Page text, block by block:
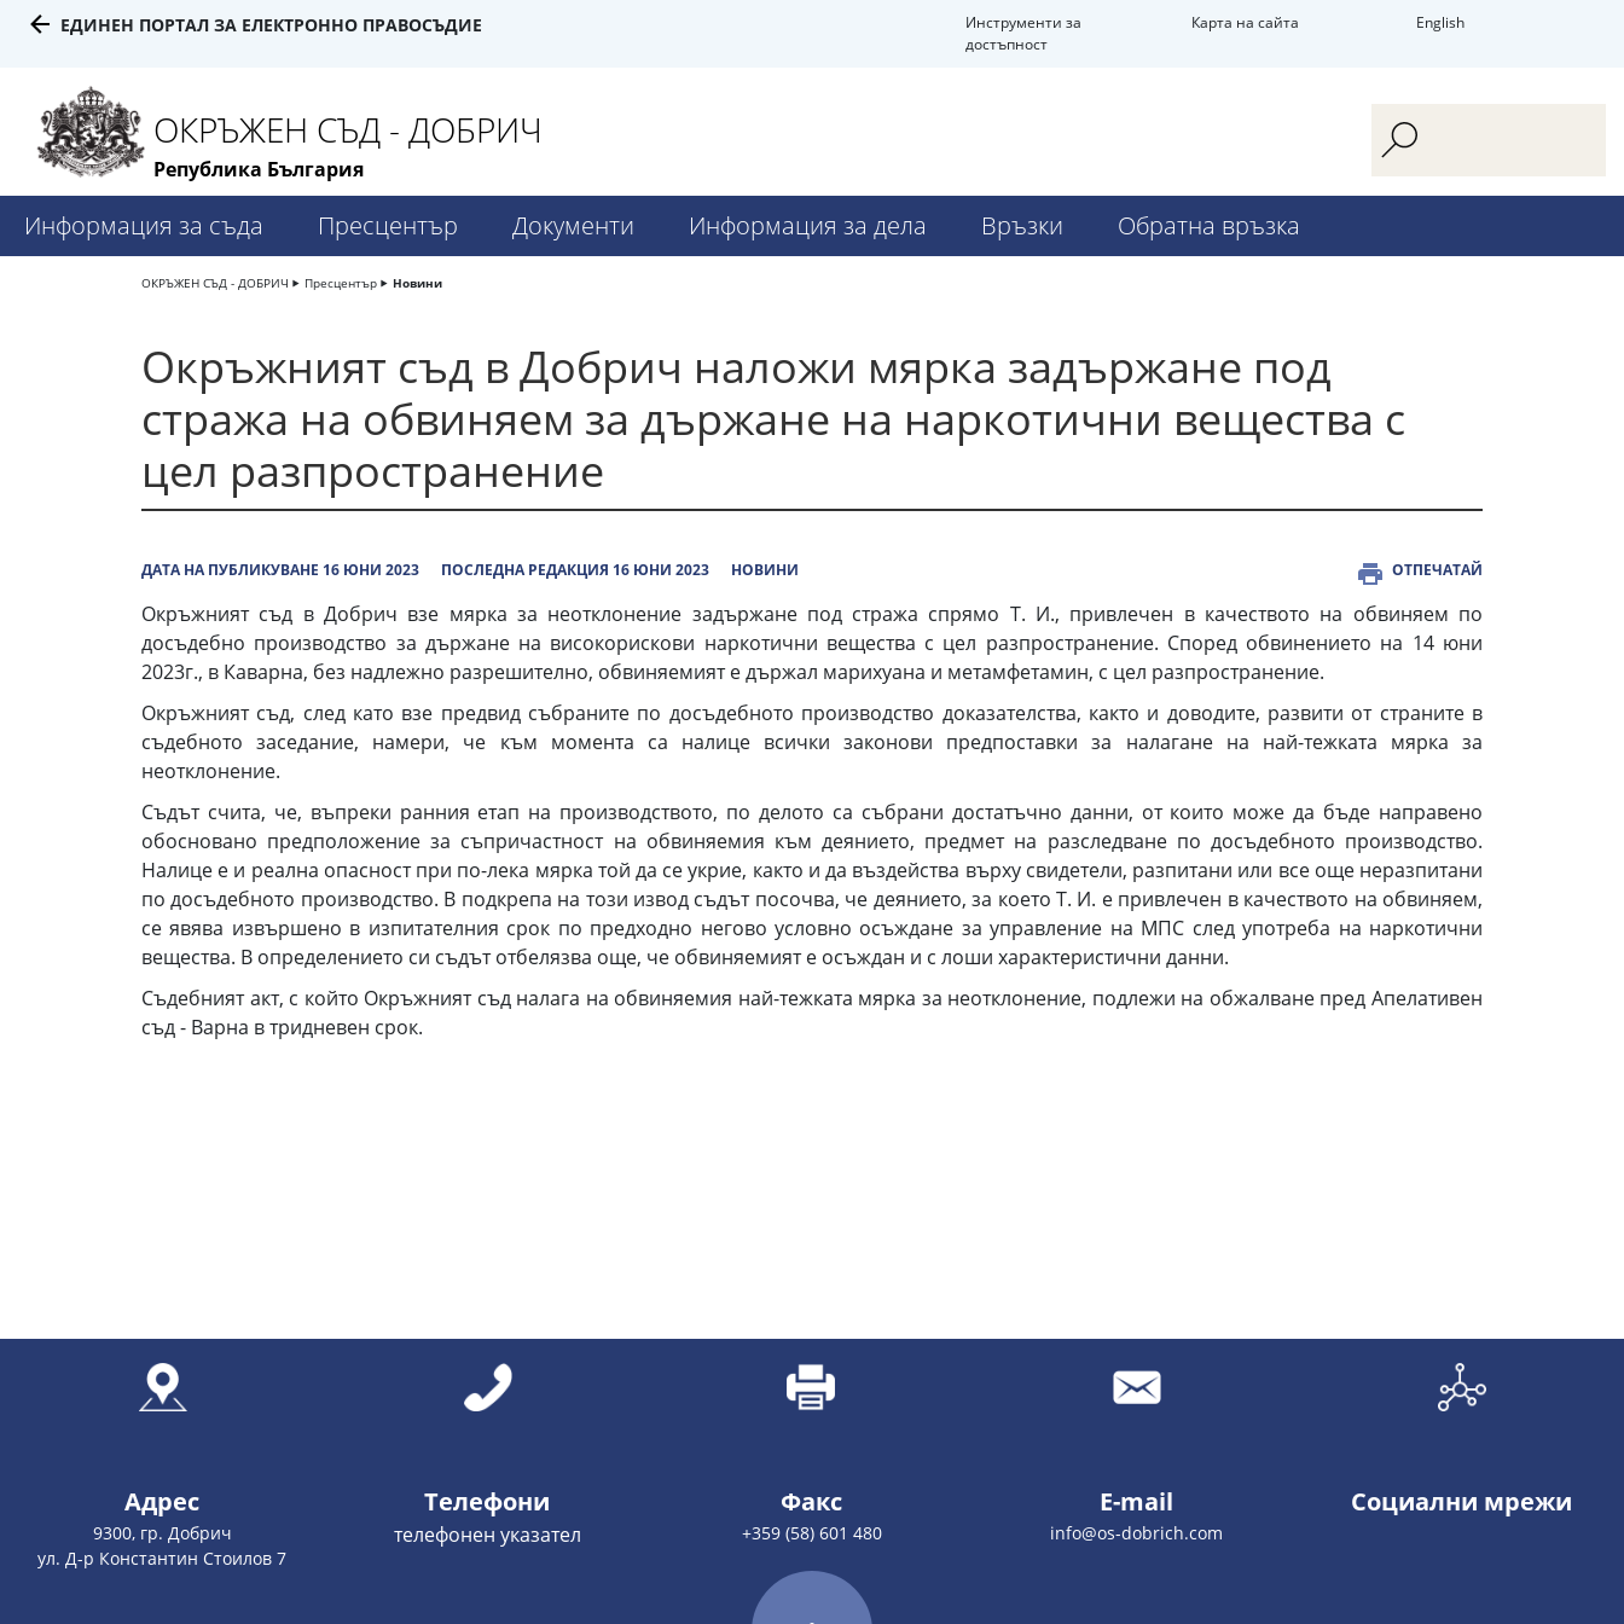
ЕДИНЕН ПОРТАЛ ЗА ЕЛЕКТРОННО ПРАВОСЪДИЕ
Инструменти за
достъпност
Карта на сайта English
ОКРЪЖЕН СЪД - ДОБРИЧ
Република България
Информация за съда Пресцентър Документи Информация за дела Връзки Обратна връзка
ОКРЪЖЕН СЪД - ДОБРИЧ Пресцентър Новини
Окръжният съд в Добрич наложи мярка задържане под
стража на обвиняем за държане на наркотични вещества с
цел разпространение
ДАТА НА ПУБЛИКУВАНЕ 16 ЮНИ 2023 ПОСЛЕДНА РЕДАКЦИЯ 16 ЮНИ 2023 НОВИНИ ОТПЕЧАТАЙ
Окръжният съд в Добрич взе мярка за неотклонение задържане под стража спрямо Т. И., привлечен в качеството на обвиняем по
досъдебно производство за държане на високорискови наркотични вещества с цел разпространение. Според обвинението на 14 юни
2023г., в Каварна, без надлежно разрешително, обвиняемият е държал марихуана и метамфетамин, с цел разпространение.
Окръжният съд, след като взе предвид събраните по досъдебното производство доказателства, както и доводите, развити от страните в
съдебното заседание, намери, че към момента са налице всички законови предпоставки за налагане на най-тежката мярка за
неотклонение.
Съдът счита, че, въпреки ранния етап на производството, по делото са събрани достатъчно данни, от които може да бъде направено
обосновано предположение за съпричастност на обвиняемия към деянието, предмет на разследване по досъдебното производство.
Налице е и реална опасност при по-лека мярка той да се укрие, както и да въздейства върху свидетели, разпитани или все още неразпитани
по досъдебното производство. В подкрепа на този извод съдът посочва, че деянието, за което Т. И. е привлечен в качеството на обвиняем,
се явява извършено в изпитателния срок по предходно негово условно осъждане за управление на МПС след употреба на наркотични
вещества. В определението си съдът отбелязва още, че обвиняемият е осъждан и с лоши характеристични данни.
Съдебният акт, с който Окръжният съд налага на обвиняемия най-тежката мярка за неотклонение, подлежи на обжалване пред Апелативен
съд - Варна в тридневен срок.
Адрес
9300, гр. Добрич
ул. Д-р Константин Стоилов 7
Телефони
телефонен указател
Факс
+359 (58) 601 480
E-mail
info@os-dobrich.com
Социални мрежи